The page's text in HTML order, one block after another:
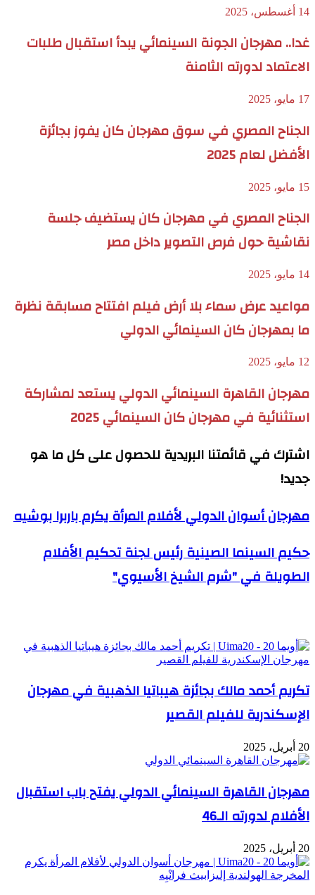
14 أغسطس، 2025
غدا.. مهرجان الجونة السينمائي يبدأ استقبال طلبات
الاعتماد لدورته الثامنة
17 مايو، 2025
الجناح المصري في سوق مهرجان كان يفوز بجائزة
الأفضل لعام 2025
15 مايو، 2025
الجناح المصري في مهرجان كان يستضيف جلسة
نقاشية حول فرص التصوير داخل مصر
14 مايو، 2025
مواعيد عرض سماء بلا أرض فيلم افتتاح مسابقة نظرة
ما بمهرجان كان السينمائي الدولي
12 مايو، 2025
مهرجان القاهرة السينمائي الدولي يستعد لمشاركة
استثنائية في مهرجان كان السينمائي 2025
اشترك في قائمتنا البريدية للحصول على كل ما هو
جديد!
مهرجان أسوان الدولي لأفلام المرأة يكرم باربرا بوشيه
حكيم السينما الصينية رئيس لجنة تحكيم الأفلام
الطويلة في "شرم الشيخ الأسيوي"
تكريم أحمد مالك بجائزة هيباتيا الذهبية في مهرجان
الإسكندرية للفيلم القصير
20 أبريل، 2025
مهرجان القاهرة السينمائي الدولي يفتح باب استقبال
الأفلام لدورته الـ46
20 أبريل، 2025